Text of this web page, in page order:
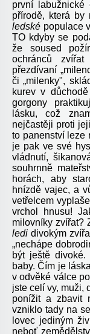
první
přírodě, která by
ledské populace
TO kdyby se
že soused
ochránců
přezdívaní
či „milenky",
kurev v
gorgony
lásku, což
nejčastěji proti
to panenství leze
je pak ve své
vládnutí,
souhrnně
horách, aby
hnízdě vajec, a
vetřelcem
vrchol hnusu!
milovníky zvířat?
ledidivokým
„nechápe
být ještě divoké.
baby. Čím je
v odvěké válce
jste celí vy, muži,
ponížit a zbavit
vzniklo tady na
lovec jediným
neboť